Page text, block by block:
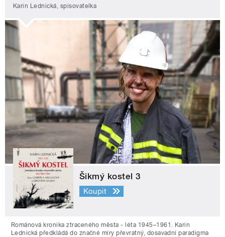
Karin Lednická, spisovatelka
Šikmý kostel 3
Koupit
Románová kronika ztraceného města - léta 1945–1961. Karin
Lednická předkládá do značné míry převratný, dosavadní paradigma